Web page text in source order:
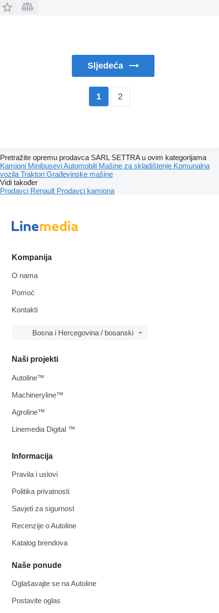
Sljedeća
1 2
Pretražite opremu prodavca SARL SETTRA u ovim kategorijama
Kamioni MinibuseviAutomobili Mašine za skladištenje Komunalna
vozila Traktori Građevinske mašine
Vidi također
Prodavci Renault Prodavci kamiona
Kompanija
O nama
Pomoć
Kontakti
Bosna i Hercegovina / bosanski
Informacija
Pravila i uslovi
Politika privatnosti
Savjeti za sigurnost
Recenzije o Autoline
Katalog brendova
Naše ponude
Oglašavajte se na Autoline
Postavite oglas
Naši projekti
Autoline™
Machineryline™
Agroline™
Linemedia Digital ™